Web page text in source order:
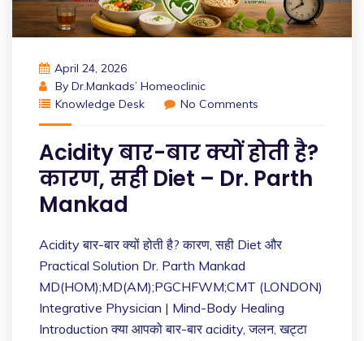
April 24, 2026
By Dr.Mankads’ Homeoclinic
Knowledge Desk
No Comments
Acidity बार-बार क्यों होती है?
कारण, सही Diet – Dr. Parth
Mankad
Acidity बार-बार क्यों होती है? कारण, सही Diet और
Practical Solution Dr. Parth Mankad
MD(HOM);MD(AM);PGCHFWM;CMT (LONDON)
Integrative Physician | Mind-Body Healing
Introduction क्या आपको बार-बार acidity, जलन, खट्टा